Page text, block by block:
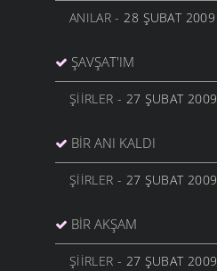
ANILAR- 28 ŞUBAT 2009
ŞAVŞAT'IM
ŞIIRLER - 27 ŞUBAT 2009
BIR ANI KALDI
ŞIIRLER - 27 ŞUBAT 2009
BIR AKŞAM
ŞIIRLER - 27 ŞUBAT 2009